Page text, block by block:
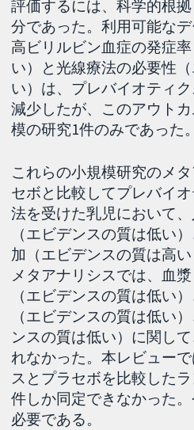
評価するには、科学的根
分であった。利用可能な
高ビリルビン血症の発症
い）と光線療法の必要性
い）は、プレバイオティ
減少したが、このアウト
模の研究1件のみであった。
これらの小規模研究のメ
セボと比較してプレバイ
法を受けた乳児において
（エビデンスの質は低い
加（エビデンスの質は高
メタアナリシスでは、血
（エビデンスの質は低い
（エビデンスの質は低い
ンスの質は低い）に関し
れなかった。本レビュー
スとプラセボを比較した
件しか同定できなかった
必要である。